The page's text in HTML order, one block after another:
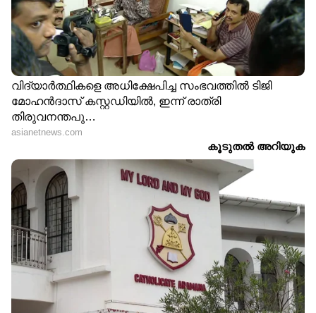
അടിമത്തം എന്നാണ് വിളിക്കുന്നത്,
നിർഭാഗ്യവശാൽ ഇത് നമ്മുടെ സമൂഹത്തിൽ
സാധാരണമായിക്കഴിഞ്ഞു." മറ്റൊരു വ്യക്തി
പ്രതികരിച്ചത്, കമ്പനികൾക്ക് ജീവനക്കാരോട്
ഇങ്ങനെ ചെയ്യാൻ കഴിയുമെന്ന് തനിക്ക്
അറിയില്ലായിരുന്നു എന്നാണ്." വലിയ മൾട്ടി
നാഷണൽ കമ്പനികളിൽ പോലും (MNCs)
സ്ഥിതി ഇതുതന്നെയാണ്. കറണ്ട് പോയി,
ഇന്‍റർനെറ്റ് ഇല്ല എന്നൊക്കെ നിസ്സാര
കാരണങ്ങൾ പറഞ്ഞ് ഓഫ്‍ലൈനാകുന്ന
നിരവധി ജീവനക്കാരുണ്ട്. അത്തരം കാര്യങ്ങൾ
ഒഴിവാക്കാനാകാം കമ്പനി ജിപിഎസ് ട്രാക്കിങ്
കൊണ്ടുവന്നത്." എന്നായിരുന്നു മറ്റൊരാൾ
അഭിപ്രായപ്പെട്ടത്. അതേസമയം കമ്പനിയുടെ
പേര് വെളിപ്പെടുത്തത്തതിനെയും ചിലർ
രൂക്ഷമായി വിമർശിച്ചു.